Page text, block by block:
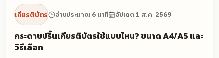
เกียรติบัตร อ่านประมาณ 6 นาที อัปเดต1 ส.ค. 2569
กระดาษปริ้นเกียรติบัตรใช้แบบไหน? ขนาด A4/A5 และ
วิธีเลือก